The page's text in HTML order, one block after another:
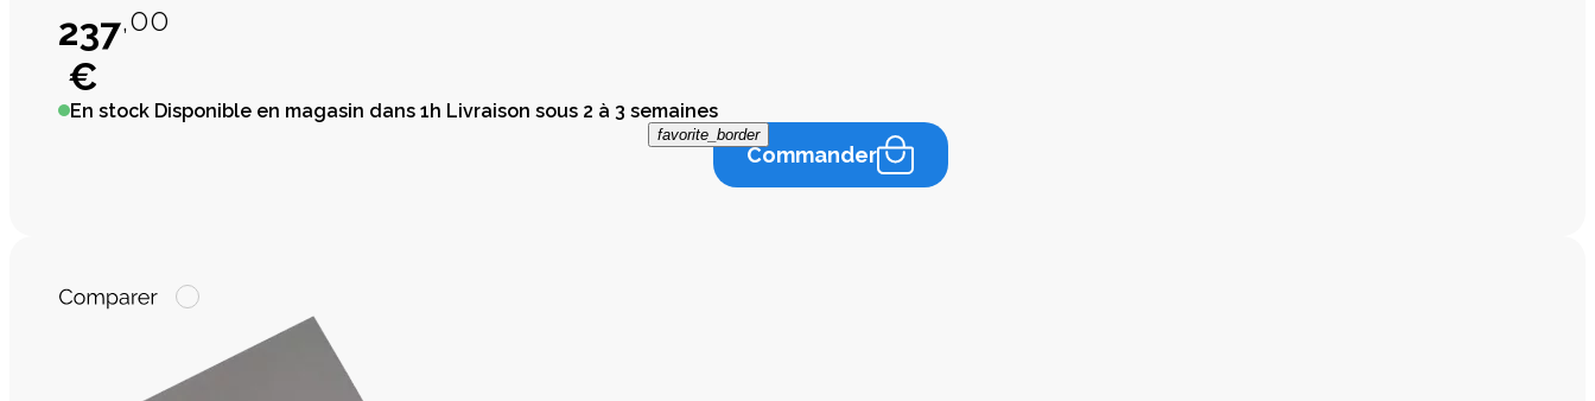
237,00
€
En stock Disponible en magasin dans 1h Livraison sous 2 à 3 semaines
favorite_border
Commander